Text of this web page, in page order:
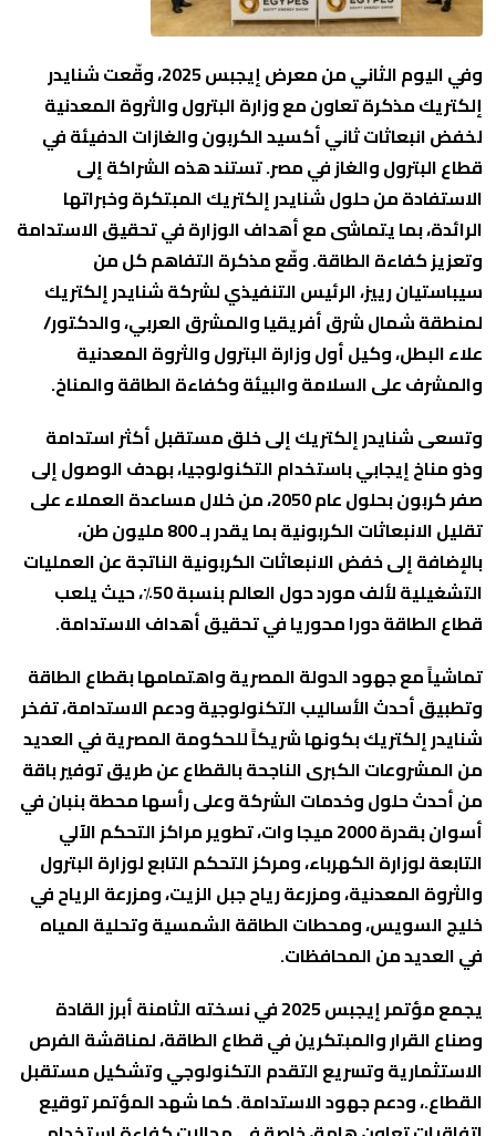
وفي اليوم الثاني من معرض إيجبس 2025، وقّعت شنايدر
إلكتريك مذكرة تعاون مع وزارة البترول والثروة المعدنية
لخفض انبعاثات ثاني أكسيد الكربون والغازات الدفيئة في
قطاع البترول والغاز في مصر. تستند هذه الشراكة إلى
الاستفادة من حلول شنايدر إلكتريك المبتكرة وخبراتها
الرائدة، بما يتماشى مع أهداف الوزارة في تحقيق الاستدامة
وتعزيز كفاءة الطاقة. وقّع مذكرة التفاهم كل من
سيباستيان رييز، الرئيس التنفيذي لشركة شنايدر إلكتريك
لمنطقة شمال شرق أفريقيا والمشرق العربي، والدكتور/
علاء البطل، وكيل أول وزارة البترول والثروة المعدنية
والمشرف على السلامة والبيئة وكفاءة الطاقة والمناخ.
وتسعى شنايدر إلكتريك إلى خلق مستقبل أكثر استدامة
وذو مناخ إيجابي باستخدام التكنولوجيا، بهدف الوصول إلى
صفر كربون بحلول عام 2050، من خلال مساعدة العملاء على
تقليل الانبعاثات الكربونية بما يقدر بـ 800 مليون طن،
بالإضافة إلى خفض الانبعاثات الكربونية الناتجة عن العمليات
التشغيلية لألف مورد حول العالم بنسبة 50٪، حيث يلعب
قطاع الطاقة دورا محوريا في تحقيق أهداف الاستدامة.
تماشياً مع جهود الدولة المصرية واهتمامها بقطاع الطاقة
وتطبيق أحدث الأساليب التكنولوجية ودعم الاستدامة، تفخر
شنايدر إلكتريك بكونها شريكاً للحكومة المصرية في العديد
من المشروعات الكبرى الناجحة بالقطاع عن طريق توفير باقة
من أحدث حلول وخدمات الشركة وعلى رأسها محطة بنبان في
أسوان بقدرة 2000 ميجا وات، تطوير مراكز التحكم الآلي
التابعة لوزارة الكهرباء، ومركز التحكم التابع لوزارة البترول
والثروة المعدنية، ومزرعة رياح جبل الزيت، ومزرعة الرياح في
خليج السويس، ومحطات الطاقة الشمسية وتحلية المياه
في العديد من المحافظات.
يجمع مؤتمر إيجبس 2025 في نسخته الثامنة أبرز القادة
وصناع القرار والمبتكرين في قطاع الطاقة، لمناقشة الفرص
الاستثمارية وتسريع التقدم التكنولوجي وتشكيل مستقبل
القطاع.، ودعم جهود الاستدامة. كما شهد المؤتمر توقيع